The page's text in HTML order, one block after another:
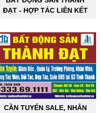
ĐẠT - HỢP TÁC LIÊN KẾT
CẦN TUYỂN SALE, NHÂN